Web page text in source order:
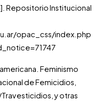
Repositorio Institucional
opac_css/index.php
Feminismo
de Femicidios,
y otras